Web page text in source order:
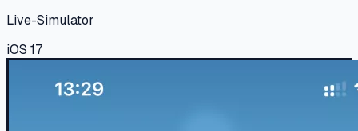
Live-Simulator
iOS 17